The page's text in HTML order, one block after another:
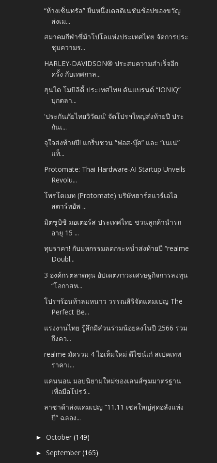
“ห้างเซ็นทรัล” ยืนหนึ่งเดสติเนชันช้อปของขวัญ
ส่งเม...
สมาคมกีฬาขี่ม้าโปโลแห่งประเทศไทย จัดการประ
ชุมความร...
HARLEY-DAVIDSON® ประสบความสำเร็จอีก
ครั้ง กับเทศกาล...
ฮุนได โมบิลิตี้ ประเทศไทย ดันแบรนด์ “IONIQ”
บุกตลา...
'ประกันภัยไทยวิวัฒน์’ จัดโปรฯใหญ่ส่งท้ายปี ประ
กันเ...
จุใจส่งท้ายปี! แกร็บชวน “ฟอส-บุ๊ค” และ “เนเน่”
แท็...
Protomate: Thai Hardware-AI Startup Unveils
Revolu...
โพรโตเมท (Protomate) บริษัทฮาร์ดแวร์เอไอ
สตาร์ทอัพ ...
มิตซูบิชิ มอเตอร์ส ประเทศไทย ชวนลูกค้านำรถ
อายุ 15 ...
ทุบราคา! กับมหกรรมลดกระหน่ำส่งท้ายปี “realme
Doubl...
3 องค์กรตลาดทุน อัปเดตภาวะเศรษฐกิจการลงทุน
“โอกาสห...
โปรฯร้อนท้าลมหนาว วรรณสิริจัดแคมเปญ The
Perfect Be...
แรงงานไทย รู้สึกมีส่วนร่วมน้อยลงในปี 2566 รวม
ถึงคว...
realme มัดรวม 4 ไอเท็มใหม่ ดีไซน์เก๋ สเปคเทพ
ราคาเ...
แคนนอน มอบนิยามใหม่ของเลนส์ซูมมาตรฐาน
เพื่อมือโปรวั...
ลาซาด้าส่งแคมเปญ “11.11 เซลใหญ่สุดอลังแห่ง
ปี” ฉลอง...
►October(149)
►September(165)